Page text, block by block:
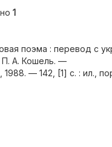
1
поэма : перевод с
П. А. Кошель. —
— 142, [1] с. : ил.,